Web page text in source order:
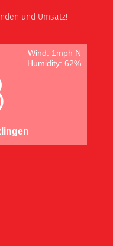
und Umsatz!
Wind: 1mph N
Humidity: 62%